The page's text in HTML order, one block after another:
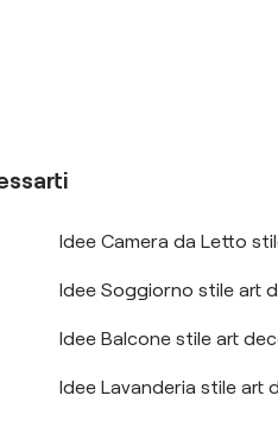
Idee Camera da Letto
Idee Soggiorno stile art
Idee Balcone stile art
Idee Lavanderia stile art